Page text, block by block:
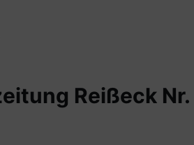
Reißeck